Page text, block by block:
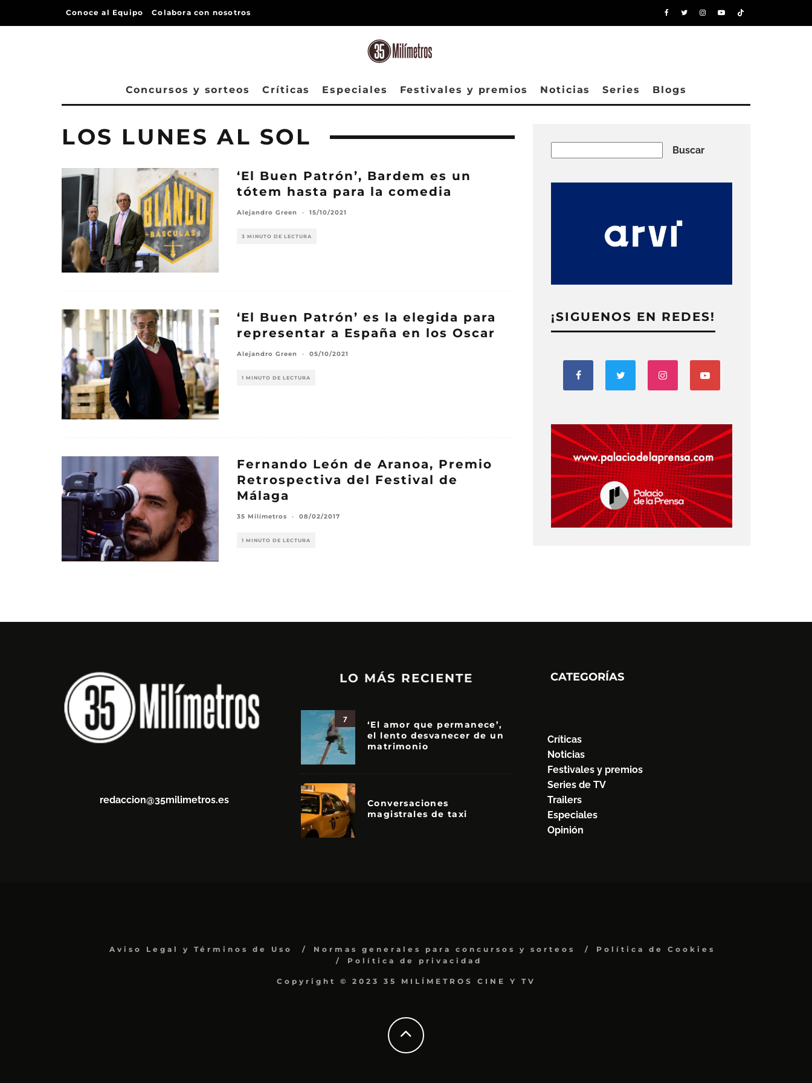
Conoce al Equipo Colabora con nosotros
Concursos y sorteos Críticas Especiales Festivales y premios Noticias Series Blogs
LOS LUNES AL SOL
‘El Buen Patrón’, Bardem es un
tótem hasta para la comedia
Alejandro Green · 15/10/2021
3 MINUTO DE LECTURA
‘El Buen Patrón’ es la elegida para
representar a España en los Oscar
Alejandro Green · 05/10/2021
1 MINUTO DE LECTURA
Fernando León de Aranoa, Premio
Retrospectiva del Festival de
Málaga
35 Milímetros · 08/02/2017
1 MINUTO DE LECTURA
Buscar
¡SIGUENOS EN REDES!
redaccion@35milimetros.es
LO MÁS RECIENTE
7
‘El amor que permanece’,
el lento desvanecer de un
matrimonio
Conversaciones
magistrales de taxi
CATEGORÍAS
Críticas
Noticias
Festivales y premios
Series de TV
Trailers
Especiales
Opinión
Aviso Legal y Términos de Uso Normas generales para concursos y sorteos
Política de Cookies
Política de privacidad
Copyright © 2023 35 MILÍMETROS CINE Y TV